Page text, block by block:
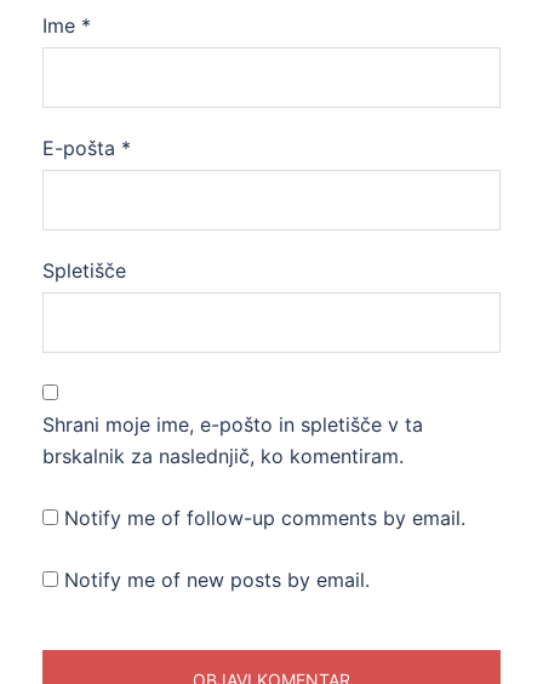
Ime *
E-pošta *
Spletišče
Shrani moje ime, e-pošto in spletišče v ta
brskalnik za naslednjič, ko komentiram.
Notify me of follow-up comments by email.
Notify me of new posts by email.